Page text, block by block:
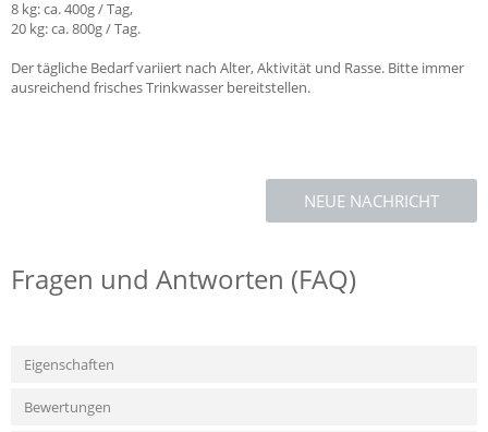
8 kg: ca. 400g / Tag,
20 kg: ca. 800g / Tag.
Der tägliche Bedarf variiert nach Alter, Aktivität und Rasse. Bitte immer
ausreichend frisches Trinkwasser bereitstellen.
NEUE NACHRICHT
Fragen und Antworten (FAQ)
Eigenschaften
Bewertungen